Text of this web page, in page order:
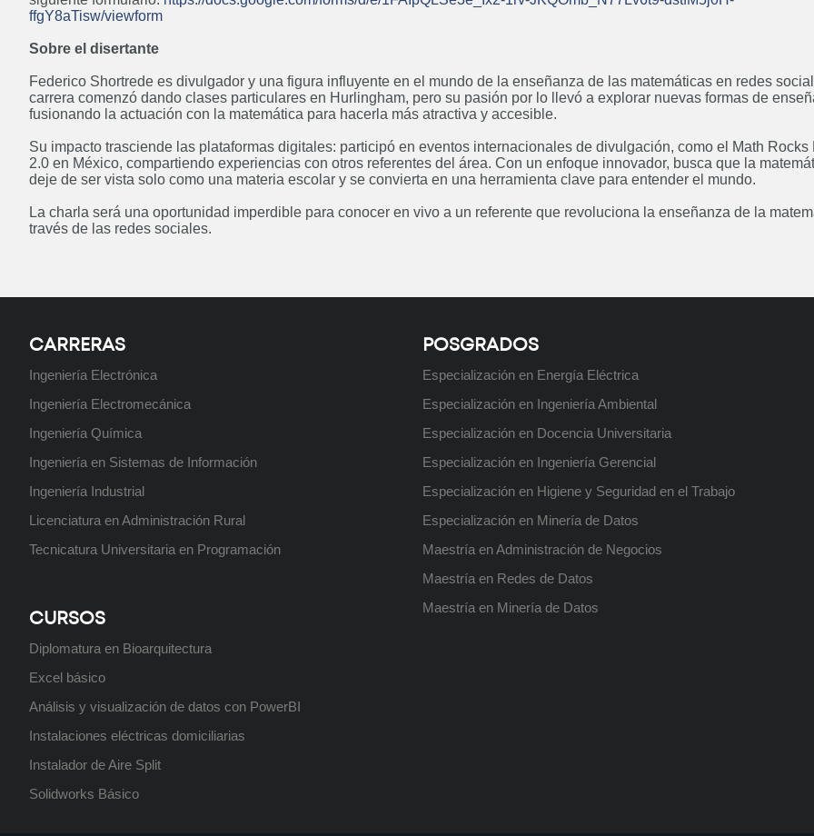
ffgY8aTisw/viewform
Sobre el disertante
Federico Shortrede es divulgador y una figura influyente en el mundo de la enseñanza de las matemáticas en redes
carrera comenzó dando clases particulares en Hurlingham, pero su pasión por lo llevó a explorar nuevas formas de
fusionando la actuación con la matemática para hacerla más atractiva y accesible.
Su impacto trasciende las plataformas digitales: participó en eventos internacionales de divulgación, como el Math Rocks
2.0 en México, compartiendo experiencias con otros referentes del área. Con un enfoque innovador, busca que la
deje de ser vista solo como una materia escolar y se convierta en una herramienta clave para entender el mundo.
La charla será una oportunidad imperdible para conocer en vivo a un referente que revoluciona la enseñanza de la
través de las redes sociales.
Tecnicatura Universitaria en
Próximamente Próximamente
Curso: Instalador de Aire Split Curso: Solidworks Básico
CARRERAS
Ingeniería Electrónica
Ingeniería Electromecánica
Ingeniería Química
Ingeniería en Sistemas de Información
Ingeniería Industrial
Licenciatura en Administración Rural
Tecnicatura Universitaria en Programación
CURSOS
Diplomatura en Bioarquitectura
Excel básico
Análisis y visualización de datos con PowerBI
Instalaciones eléctricas domiciliarias
Instalador de Aire Split
Solidworks Básico
POSGRADOS
Especialización en Energía Eléctrica
Especialización en Ingeniería Ambiental
Especialización en Docencia Universitaria
Especialización en Ingeniería Gerencial
Especialización en Higiene y Seguridad en el Trabajo
Especialización en Minería de Datos
Maestría en Administración de Negocios
Maestría en Redes de Datos
Maestría en Minería de Datos